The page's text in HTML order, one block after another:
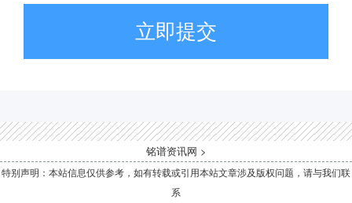
立即提交
铭谱资讯网 >
特别声明：本站信息仅供参考，如有转载或引用本站文章涉及版权问题，请与我们联
系